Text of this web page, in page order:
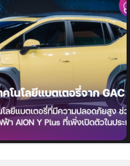
เทคโนโลยีแบตเตอรี่
วยเพิ่มความปลอดภัยให้กับ